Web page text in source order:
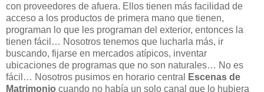
con proveedores de afuera. Ellos tienen más facilidad de
acceso a los productos de primera mano que tienen,
programan lo que les programan del exterior, entonces la
tienen fácil… Nosotros tenemos que lucharla más, ir
buscando, fijarse en mercados atípicos, inventar
ubicaciones de programas que no son naturales… No es
fácil… Nosotros pusimos en horario central
Escenas de
Matrimonio cuando no había un solo canal que lo hubiera